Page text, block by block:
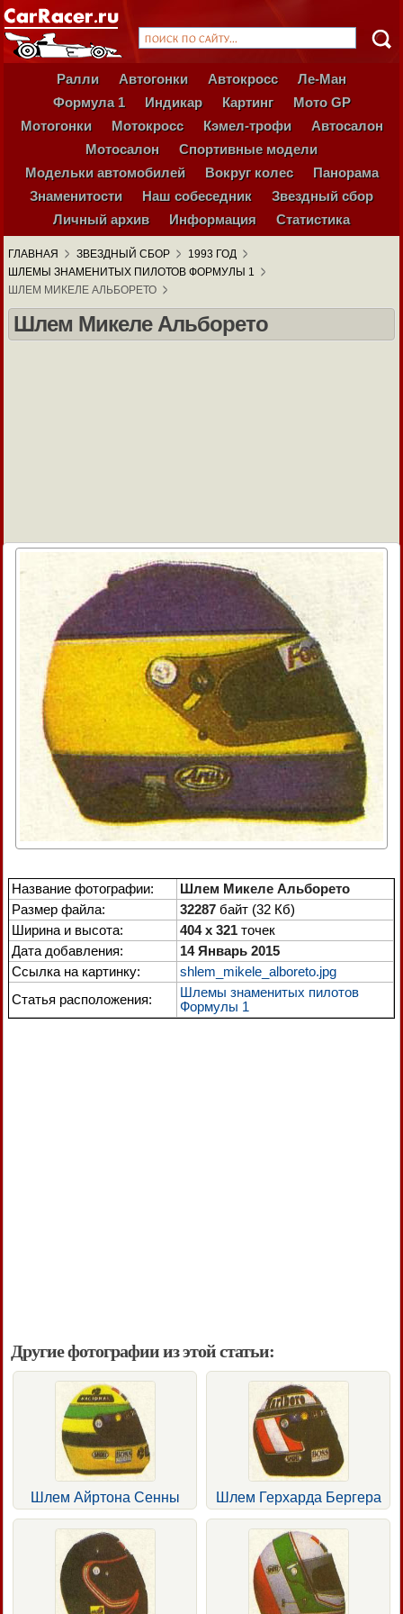
Ралли Автогонки Автокросс
Ле-Ман
Формула 1
Индикар Картинг
Мото GP
Мотогонки
Мотокросс Кэмел-трофи
Автосалон
Мотосалон
Спортивные модели
Модельки автомобилей
Вокруг колес
Панорама
Знаменитости
Наш собеседник
Звездный сбор
Личный архив
Информация Статистика
ГЛАВНАЯ ЗВЕЗДНЫЙ СБОР
1993 ГОД
ШЛЕМЫ ЗНАМЕНИТЫХ ПИЛОТОВ ФОРМУЛЫ 1
ШЛЕМ МИКЕЛЕ АЛЬБОРЕТО
Шлем Микеле Альборето
Название фотографии:
Шлем Микеле Альборето
Размер файла:
32287 байт (32 Кб)
Ширина и высота:
404 x 321 точек
Дата добавления:
14 Январь 2015
Ссылка на картинку:
shlem_mikele_alboreto.jpg
Статья расположения:
Шлемы знаменитых пилотов
Формулы 1
Другие фотографии из этой статьи:
Шлем Айртона Сенны Шлем Герхарда Бергера